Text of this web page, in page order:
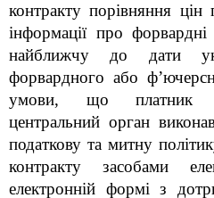
контракту порівняння цін
інформації про
найближчу до дати
форвардного або
умови, що платник
центральний орган
податкову та митну
контракту засобами
електронній формі з